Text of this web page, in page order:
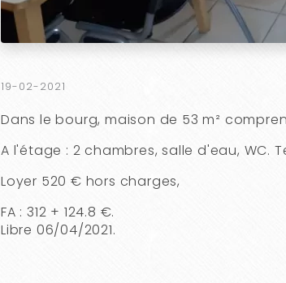
19-02-2021
Dans le bourg, maison de 53 m²
A l'étage : 2 chambres, salle d'eau, WC.
Loyer 520 € hors charges,
FA : 312 + 124.8 €.
Libre 06/04/2021.